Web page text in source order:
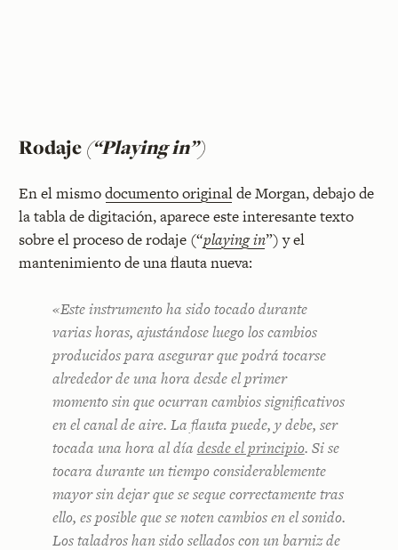
Rodaje (“Playing in”)
En el mismodocumento originalde Morgan, debajo de
la tabla de digitación, aparece este interesante texto
sobre el proceso de rodaje (“playing in”) y el
mantenimiento de una flauta nueva:
«Este instrumento ha sido tocado durante
varias horas, ajustándose luego los cambios
producidos para asegurar que podrá tocarse
alrededor de una hora desde el primer
momento sin que ocurran cambios significativos
en el canal de aire. La flauta puede, y debe, ser
tocada una hora al día desde el principio. Si se
tocara durante un tiempo considerablemente
mayor sin dejar que se seque correctamente tras
ello, es posible que se noten cambios en el sonido.
Los taladros han sido sellados con un barniz de